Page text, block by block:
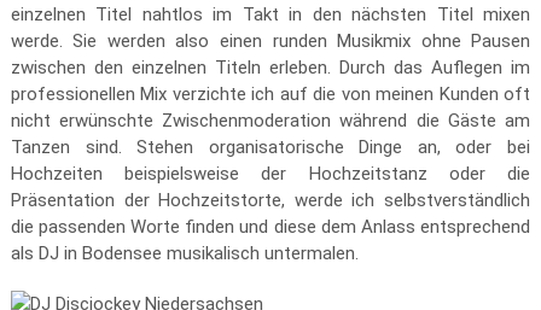
einzelnen Titel nahtlos im Takt in den nächsten Titel mixen
werde. Sie werden also einen runden Musikmix ohne Pausen
zwischen den einzelnen Titeln erleben. Durch das Auflegen im
professionellen Mix verzichte ich auf die von meinen Kunden oft
nicht erwünschte Zwischenmoderation während die Gäste am
Tanzen sind. Stehen organisatorische Dinge an, oder bei
Hochzeiten beispielsweise der Hochzeitstanz oder die
Präsentation der Hochzeitstorte, werde ich selbstverständlich
die passenden Worte finden und diese dem Anlass entsprechend
als DJ in Bodensee musikalisch untermalen.